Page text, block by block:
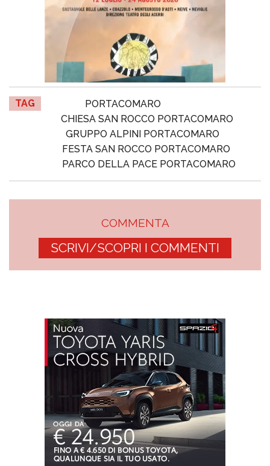
TAG
PORTACOMARO
CHIESA SAN ROCCO PORTACOMARO
GRUPPO ALPINI PORTACOMARO
FESTA SAN ROCCO PORTACOMARO
PARCO DELLA PACE PORTACOMARO
COMMENTA
SCRIVI/SCOPRI I COMMENTI